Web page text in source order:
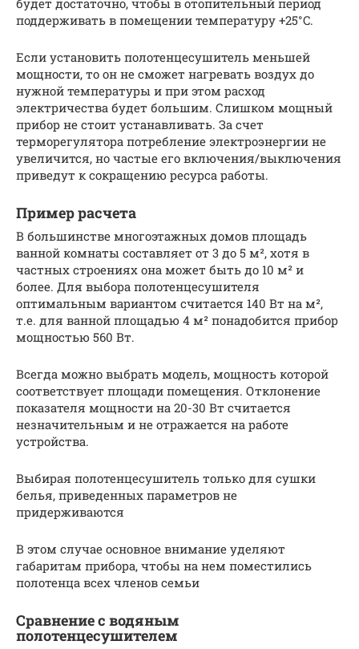
поддерживать в помещении температуру +25°C.
Если установить полотенцесушитель меньшей
мощности, то он не сможет нагревать воздух до
нужной температуры и при этом расход
электричества будет большим. Слишком мощный
прибор не стоит устанавливать. За счет
терморегулятора потребление электроэнергии не
увеличится, но частые его включения/выключения
приведут к сокращению ресурса работы.
Пример расчета
В большинстве многоэтажных домов площадь
ванной комнаты составляет от 3 до 5 м², хотя в
частных строениях она может быть до 10 м² и
более. Для выбора полотенцесушителя
оптимальным вариантом считается 140 Вт на м²,
т.е. для ванной площадью 4 м² понадобится прибор
мощностью 560 Вт.
Всегда можно выбрать модель, мощность которой
соответствует площади помещения. Отклонение
показателя мощности на 20-30 Вт считается
незначительным и не отражается на работе
устройства.
Выбирая полотенцесушитель только для сушки
белья, приведенных параметров не
придерживаются
В этом случае основное внимание уделяют
габаритам прибора, чтобы на нем поместились
полотенца всех членов семьи
Сравнение с водяным
полотенцесушителем